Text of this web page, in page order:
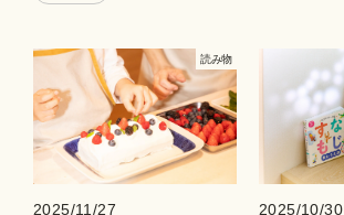
読み物
2025/11/27 2025/10/30